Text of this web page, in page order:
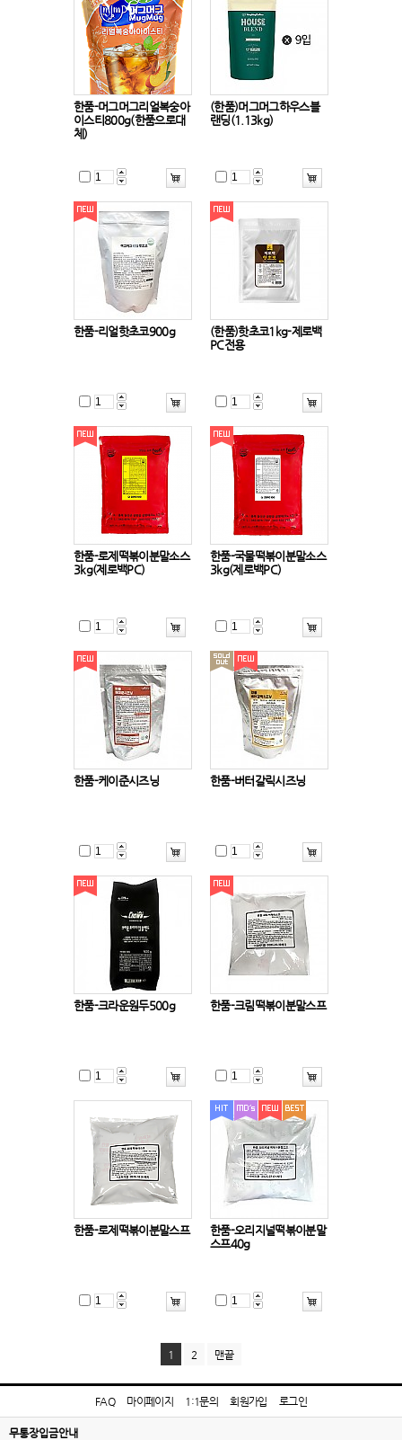
한품-머그머그리얼복숭아
이스티800g(한품으로대
체)
(한품)머그머그하우스블
랜딩(1.13kg)
한품-리얼핫초코900g
(한품)핫초코1kg-제로백
PC전용
한품-로제떡볶이분말소스
3kg(제로백PC)
한품-국물떡볶이분말소스
3kg(제로백PC)
한품-케이준시즈닝 한품-버터갈릭시즈닝
한품-크라운원두500g 한품-크림떡볶이분말스프
한품-로제떡볶이분말스프
한품-오리지널떡볶이분말
스프40g
1 2 맨끝
FAQ 마이페이지 1:1문의 회원가입 로그인
무통장입금안내